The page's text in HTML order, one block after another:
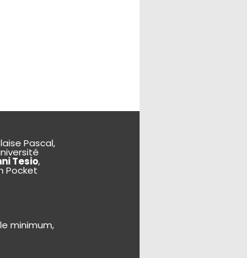
Pascal,
Tesio,
Pocket
minimum,